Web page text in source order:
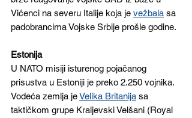
Vićenci na severu Italije koja je vežbala sa
padobrancima Vojske Srbije prošle godine.
Estonija
U NATO misiji isturenog pojačanog
prisustva u Estoniji je preko 2.250 vojnika.
Vodeća zemlja je Velika Britanija sa
taktičkom grupe Kraljevski Velšani (Royal